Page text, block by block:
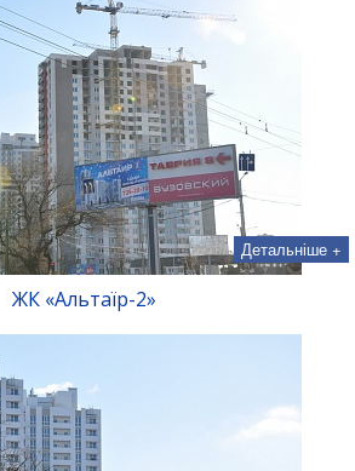
Детальніше +
ЖК «Альтаїр-2»